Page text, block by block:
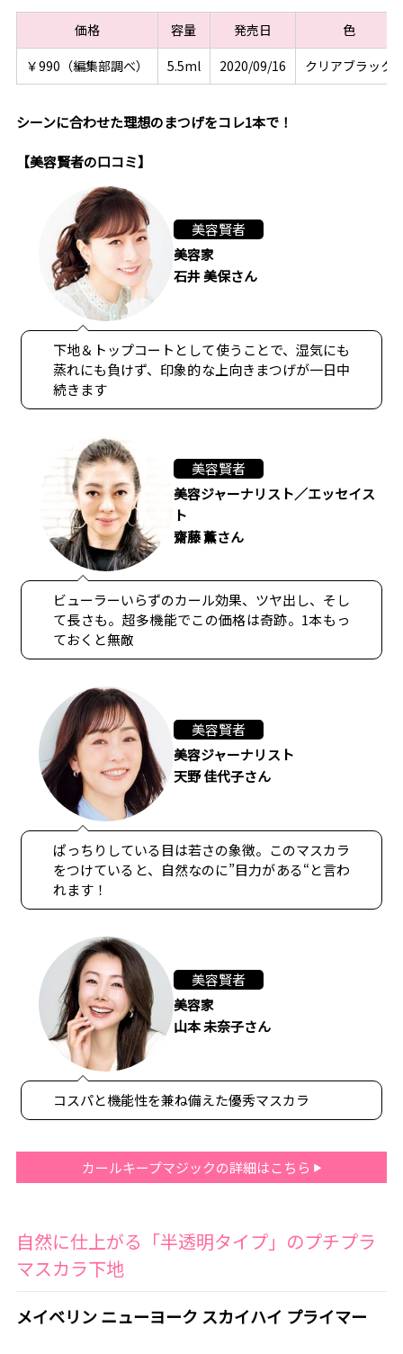
価格 容量 発売日
色
￥990（編集部調べ）
5.5ml 2020/09/16 クリアブラック
シーンに合わせた理想のまつげをコレ1本で！
【美容賢者の口コミ】
美容賢者
美容家
石井 美保さん
下地＆トップコートとして使うことで、湿気にも
蒸れにも負けず、印象的な上向きまつげが一日中
続きます
美容賢者
美容ジャーナリスト／エッセイス
ト
齋藤 薫さん
ビューラーいらずのカール効果、ツヤ出し、そし
て長さも。超多機能でこの価格は奇跡。1本もっ
ておくと無敵
美容賢者
美容ジャーナリスト
天野 佳代子さん
ぱっちりしている目は若さの象徴。このマスカラ
をつけていると、自然なのに”目力がある“と言わ
れます！
美容賢者
美容家
山本 未奈子さん
コスパと機能性を兼ね備えた優秀マスカラ
カールキープマジックの詳細はこちら
自然に仕上がる「半透明タイプ」のプチプラ
マスカラ下地
メイベリン ニューヨーク スカイハイ プライマー